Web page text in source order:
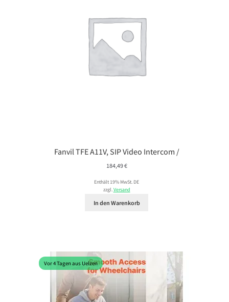
Fanvil TFE A11V, SIP Video Intercom /
184,49€
Enthält 19% MwSt. DE
zzgl.Versand
In den Warenkorb
Vor 4 Tagen aus Uelzen